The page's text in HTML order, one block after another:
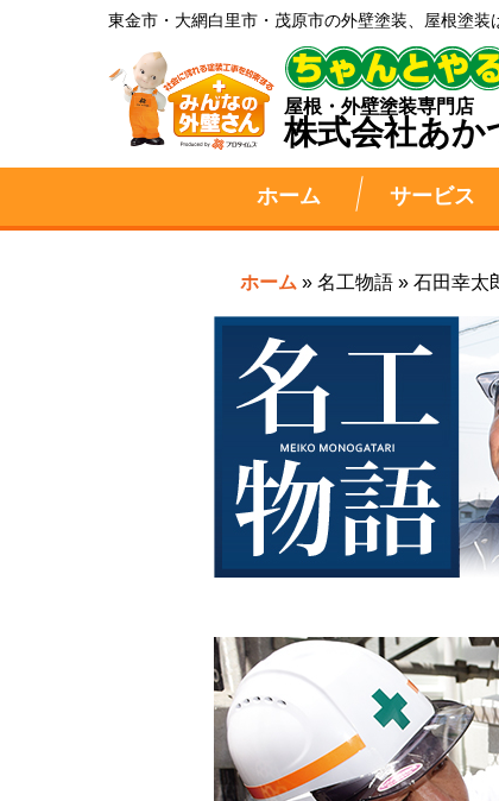
東金市・大網白里市・茂原市の外壁塗装、屋根塗装
屋根・外壁塗装専門店
株式会社あか
ホーム サービス
ホーム » 名工物語 » 石田幸太